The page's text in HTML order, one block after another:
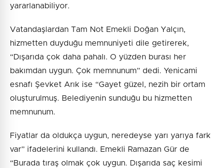
yararlanabiliyor.
Vatandaşlardan Tam Not Emekli Doğan Yalçın,
hizmetten duyduğu memnuniyeti dile getirerek,
“Dışarıda çok daha pahalı. O yüzden burası her
bakımdan uygun. Çok memnunum” dedi. Yenicami
esnafı Şevket Arık ise “Gayet güzel, nezih bir ortam
oluşturulmuş. Belediyenin sunduğu bu hizmetten
memnunum.
Fiyatlar da oldukça uygun, neredeyse yarı yarıya fark
var” ifadelerini kullandı. Emekli Ramazan Gür de
“Burada tıraş olmak çok uygun. Dışarıda saç kesimi